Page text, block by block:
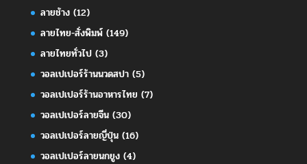
ลายช้าง(12)
ลายไทย-สั่งพิมพ์(149)
ลายไทยทั่วไป(3)
วอลเปเปอร์ร้านนวดสปา(5)
วอลเปเปอร์ร้านอาหารไทย (7)
วอลเปเปอร์ลายจีน(30)
วอลเปเปอร์ลายญี่ปุ่น(16)
วอลเปเปอร์ลายนกยูง(4)